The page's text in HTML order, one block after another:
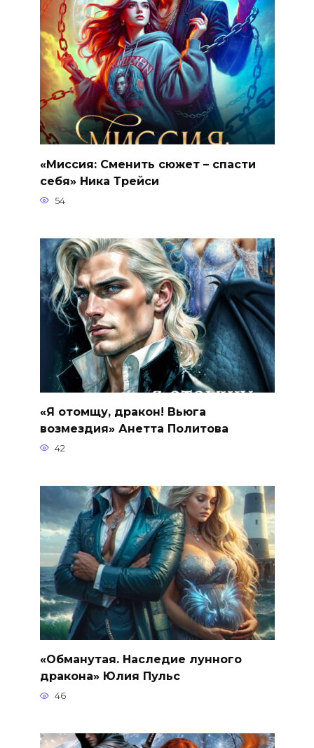
«Миссия: Сменить сюжет – спасти
себя» Ника Трейси
54
«Я отомщу, дракон! Вьюга
возмездия» Анетта Политова
42
«Обманутая. Наследие лунного
дракона» Юлия Пульс
46